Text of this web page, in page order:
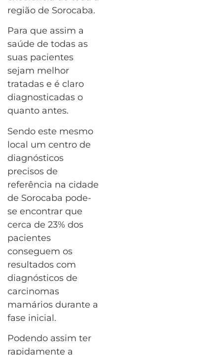
região de Sorocaba.
Para que assim a
saúde de todas as
suas pacientes
sejam melhor
tratadas e é claro
diagnosticadas o
quanto antes.
Sendo este mesmo
local um centro de
diagnósticos
precisos de
referência na cidade
de Sorocaba pode-
se encontrar que
cerca de 23% dos
pacientes
conseguem os
resultados com
diagnósticos de
carcinomas
mamários durante a
fase inicial.
Podendo assim ter
rapidamente a